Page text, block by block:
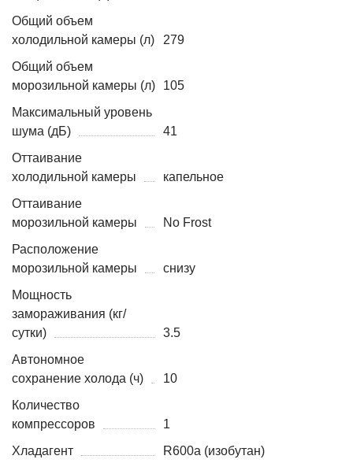
Общий объем
холодильной камеры (л)
279
Общий объем
морозильной камеры (л)
105
Максимальный уровень
шума (дБ)
41
Оттаивание
холодильной камеры
капельное
Оттаивание
морозильной камеры
No Frost
Расположение
морозильной камеры
снизу
Мощность
замораживания (кг/
сутки)
3.5
Автономное
сохранение холода (ч)
10
Количество
компрессоров
1
Хладагент
R600a (изобутан)